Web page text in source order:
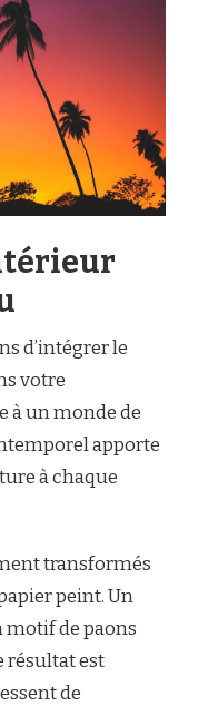
d’intégrer le
votre
à un monde de
apporte
à chaque
transformés
peint. Un
de paons
résultat est
de